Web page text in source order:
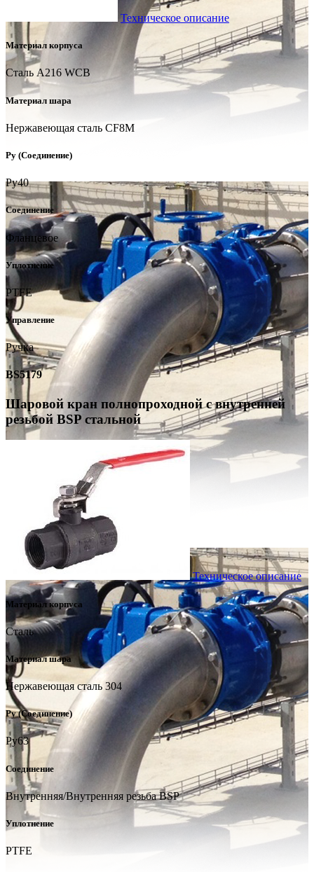
Техническое описание
Материал корпуса
Сталь A216 WCB
Материал шара
Нержавеющая сталь CF8M
Ру (Соединение)
Ру40
Соединение
Фланцевое
Уплотнение
PTFE
Управление
Ручка
BS5179
Шаровой кран полнопроходной с внутренней
резьбой BSP стальной
Техническое описание
Материал корпуса
Сталь
Материал шара
Нержавеющая сталь 304
Ру (Соединение)
Ру63
Соединение
Внутренняя/Внутренняя резьба BSP
Уплотнение
PTFE